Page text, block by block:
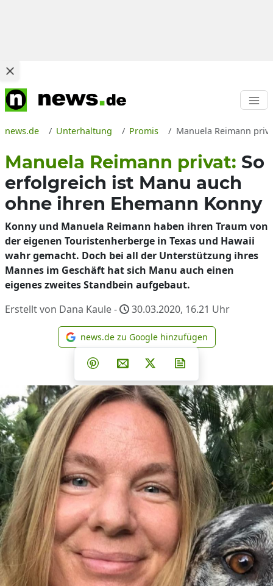
news.de Unterhaltung Promis Manuela Reimann
Manuela Reimann privat: So
erfolgreich ist Manu auch
ohne ihren Ehemann Konny
Konny und Manuela Reimann haben ihren Traum von
der eigenen Touristenherberge in Texas und Hawaii
wahr gemacht. Doch bei all der Unterstützung ihres
Mannes im Geschäft hat sich Manu auch einen
eigenes zweites Standbein aufgebaut.
Erstellt von Dana Kaule -
30.03.2020, 16.21 Uhr
news.de zu Google
news.de zu Google hinzufügen
Teilen auf Facebook
Teilen auf Whatsapp
Teilen auf Telegram
Teilen auf Pinterest
Per E-Mail teilen
Post auf X